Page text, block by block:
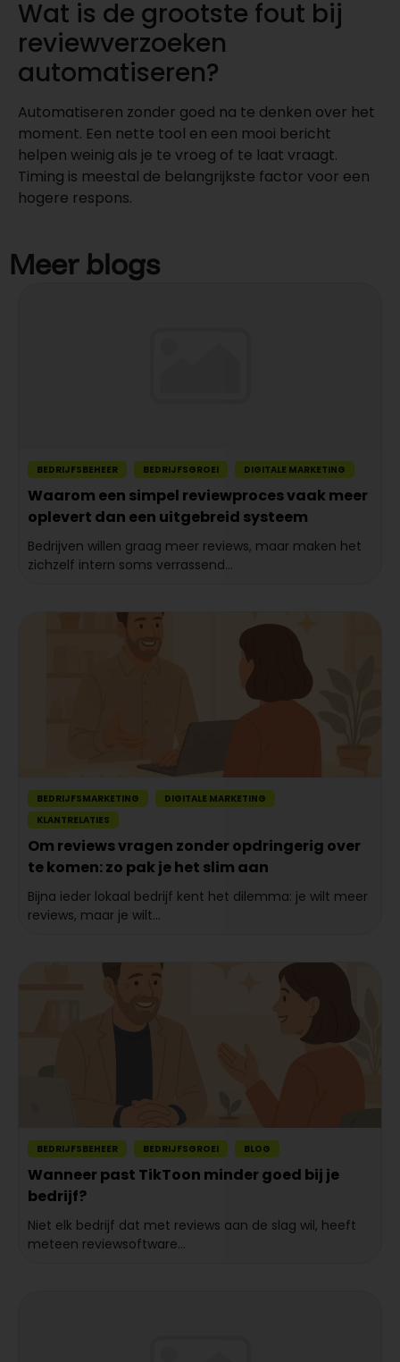
Wat is de grootste fout bij
reviewverzoeken
automatiseren?
Automatiseren zonder goed na te denken over het
moment. Een nette tool en een mooi bericht
helpen weinig als je te vroeg of te laat vraagt.
Timing is meestal de belangrijkste factor voor een
hogere respons.
Meer blogs
BEDRIJFSBEHEER BEDRIJFSGROEI DIGITALE MARKETING
Waarom een simpel reviewproces vaak meer
oplevert dan een uitgebreid systeem
Bedrijven willen graag meer reviews, maar maken het
zichzelf intern soms verrassend...
BEDRIJFSMARKETING
DIGITALE MARKETING
KLANTRELATIES
Om reviews vragen zonder opdringerig over
te komen: zo pak je het slim aan
Bijna ieder lokaal bedrijf kent het dilemma: je wilt meer
reviews, maar je wilt...
BEDRIJFSBEHEER BEDRIJFSGROEI BLOG
Wanneer past TikToon minder goed bij je
bedrijf?
Niet elk bedrijf dat met reviews aan de slag wil, heeft
meteen reviewsoftware...